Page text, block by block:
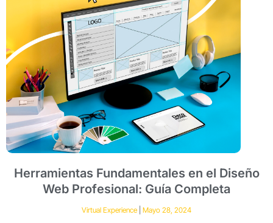
Herramientas Fundamentales en el Diseño
Web Profesional: Guía Completa
Virtual Experience Mayo 28, 2024